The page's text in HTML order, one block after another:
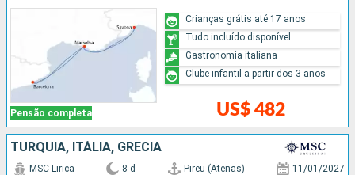
Pensão completa US$ 482
Crianças grátis até 17 anos
Tudo incluído disponível
Gastronomia italiana
Clube infantil a partir dos 3 anos
TURQUIA, ITÁLIA, GRÉCIA
MSC Lirica 8 d Pireu (Atenas) 11/01/2027